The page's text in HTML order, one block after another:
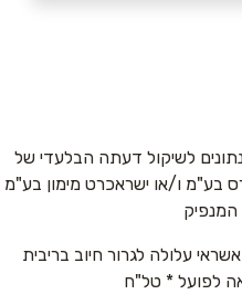
לשיקול דעתה הבלעדי של
בע"מ ו/או ישראכרט מימון בע"מ
המנפיק
עלולה לגרור חיוב בריבית
לפועל * טל"ח